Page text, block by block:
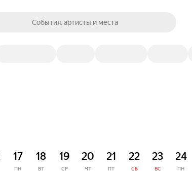
События, артисты и места
17
ПН
18
ВТ
19
СР
20
ЧТ
21
ПТ
22
СБ
23
ВС
24
ПН